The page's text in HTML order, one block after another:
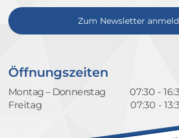
Instagram-
Facebook-
YouTube-
Kanal
LinkedIn-
Profil
Xing-
Profil
Zum Newsletter
Öffnungszeiten
Montag – Donnerstag
07:30 -
Freitag
07:30 -